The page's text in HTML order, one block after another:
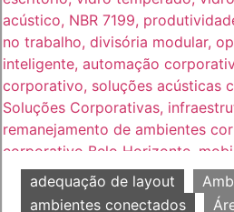
adequação de layout
ambientes conectados